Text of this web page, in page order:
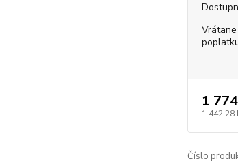
1
1 442,28
Číslo